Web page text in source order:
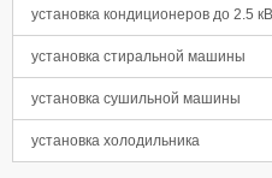
установка кондиционеров до 2.5
установка стиральной машины
установка сушильной машины
установка холодильника